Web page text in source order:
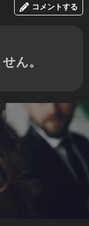
コメントする
ん。